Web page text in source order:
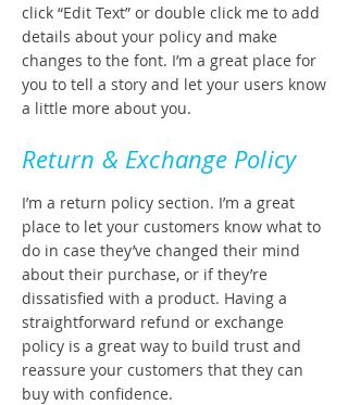
click “Edit Text” or double click me to add
details about your policy and make
changes to the font. I’m a great place for
you to tell a story and let your users know
a little more about you.
Return & Exchange Policy
I’m a return policy section. I’m a great
place to let your customers know what to
do in case they’ve changed their mind
about their purchase, or if they’re
dissatisfied with a product. Having a
straightforward refund or exchange
policy is a great way to build trust and
reassure your customers that they can
buy with confidence.